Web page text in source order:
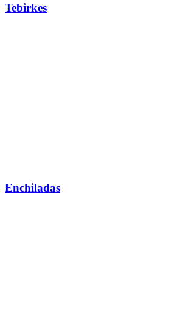
Tebirkes
Enchiladas